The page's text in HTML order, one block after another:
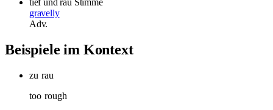
gravelly
Adv.
Beispiele im Kontext
zu rau
too rough